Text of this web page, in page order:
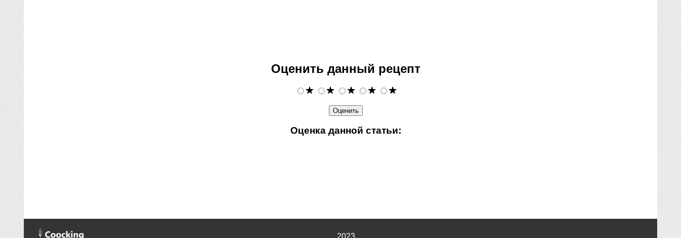
Оценить данный рецепт
Оценка данной статьи:
2023